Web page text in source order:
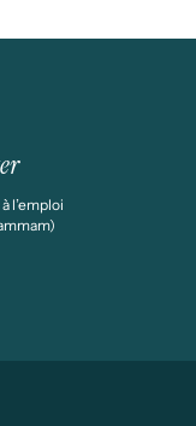
l’emploi